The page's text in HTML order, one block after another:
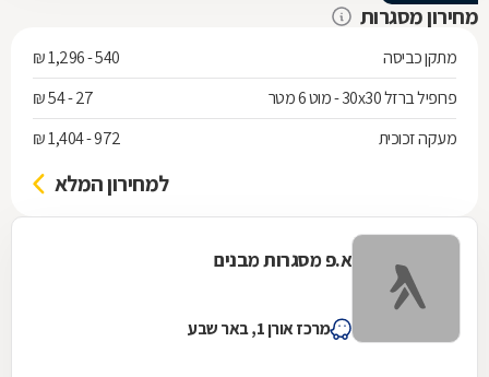
מחירון מסגרות
מתקן כביסה
540 - 1,296 ₪
פרופיל ברזל 30x30 - מוט 6 מטר
27 - 54 ₪
מעקה זכוכית
972 - 1,404 ₪
למחירון המלא
א.פ מסגרות מבנים
מרכז אורן 1, באר שבע